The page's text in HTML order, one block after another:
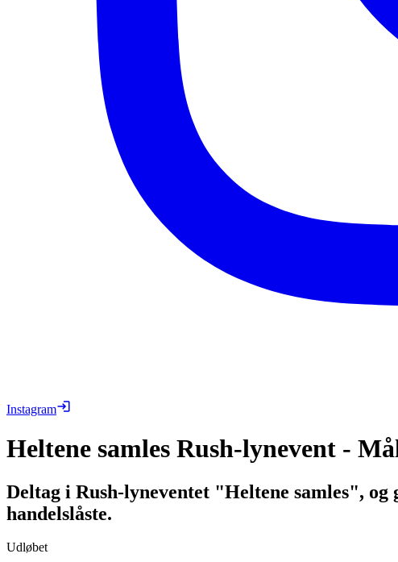
Instagram
Heltene samles Rush-lynevent -
Deltag i Rush-lyneventet "Heltene samles",
handelslåste.
Udløbet